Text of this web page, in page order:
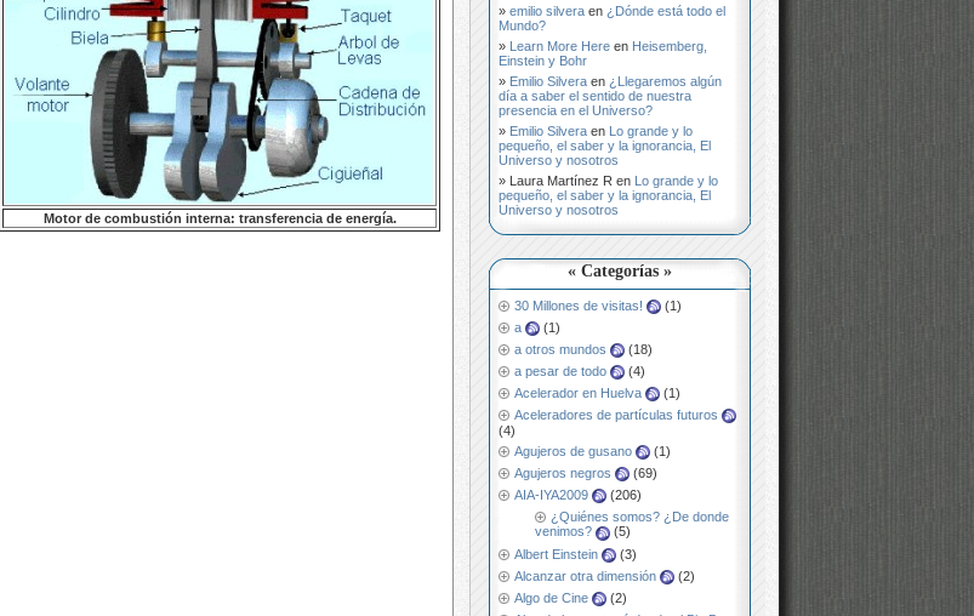
emilio silvera en ¿Dónde está todo el
Mundo?
Learn More Here en Heisemberg,
Einstein y Bohr
Emilio Silvera en ¿Llegaremos algún
día a saber el sentido de nuestra
presencia en el Universo?
Emilio Silvera en Lo grande y lo
pequeño, el saber y la ignorancia, El
Universo y nosotros
Laura Martínez R en Lo grande y lo
pequeño, el saber y la ignorancia, El
Universo y nosotros
« Categorías »
30 Millones de visitas!
(1)
a
(1)
a otros mundos
(18)
a pesar de todo
(4)
Acelerador en Huelva
(1)
Aceleradores de partículas futuros
(4)
Agujeros de gusano
(1)
Agujeros negros
(69)
AIA-IYA2009
(206)
¿Quiénes somos? ¿De donde
venimos?
(5)
Albert Einstein
(3)
Alcanzar otra dimensión
(2)
Algo de Cine
(2)
Motor de combustión interna: transferencia de energía.